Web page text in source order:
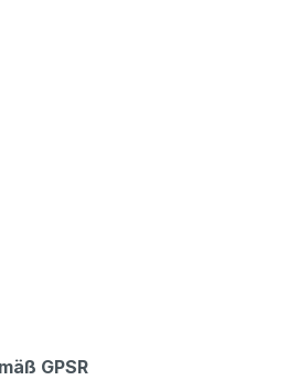
GPSR